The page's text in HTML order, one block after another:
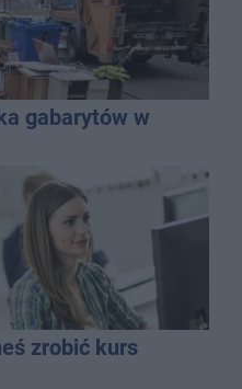
gabarytów w
zrobić kurs